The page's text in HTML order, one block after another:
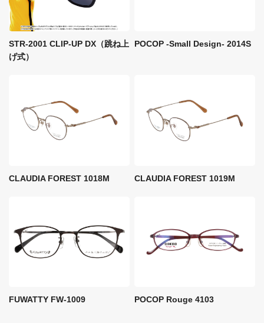
STR-2001 CLIP-UP DX（跳ね上
げ式）
POCOP -Small Design- 2014S
CLAUDIA FOREST 1018M CLAUDIA FOREST 1019M
FUWATTY FW-1009 POCOP Rouge 4103